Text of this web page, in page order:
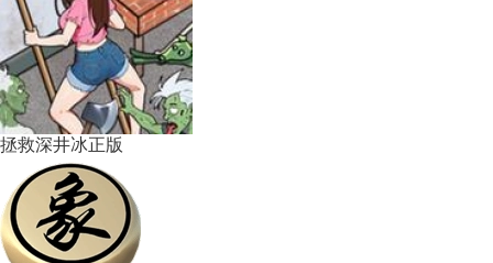
拯救深井冰正版